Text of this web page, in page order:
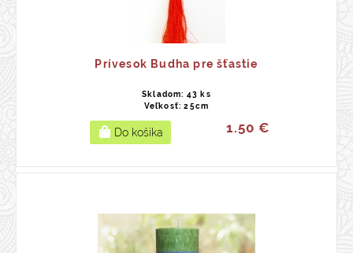
Prívesok Budha pre šťastie
Skladom: 43 ks
Veľkosť: 25cm
1.50 €